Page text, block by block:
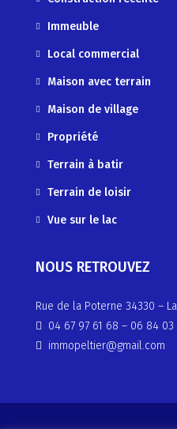
Immeuble
Local commercial
Maison avec terrain
Maison de village
Propriété
Terrain à batir
Terrain de loisir
Vue sur le lac
NOUS RETROUVEZ
Rue de la Poterne 34330 –
04 67 97 61 68 – 06 84 03
immopeltier@gmail.com